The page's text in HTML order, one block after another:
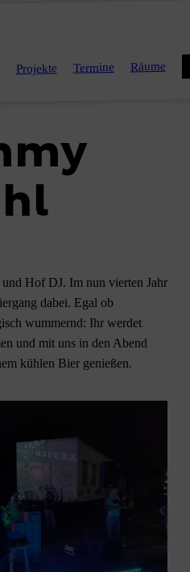
Projekte Termine Räume
Hof DJ. Im nun vierten Jahr
dabei. Egal ob
wummernd: Ihr werdet
und mit uns in den Abend
kühlen Bier genießen.